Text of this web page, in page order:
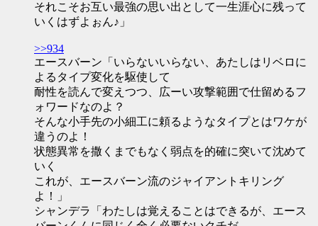
それこそお互い最強の思い出として一生涯心に残って
いくはずよぉん♪」
>>934
エースバーン「いらないいらない、あたしはリベロに
よるタイプ変化を駆使して
耐性を読んで変えつつ、広ーい攻撃範囲で仕留めるフ
ォワードなのよ？
そんな小手先の小細工に頼るようなタイプとはワケが
違うのよ！
状態異常を撒くまでもなく弱点を的確に突いて沈めて
いく
これが、エースバーン流のジャイアントキリング
よ！」
シャンデラ「わたしは覚えることはできるが、エース